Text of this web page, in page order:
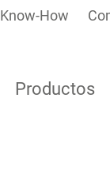
Productos
Know-How